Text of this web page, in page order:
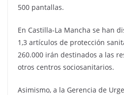
500 pantallas.
En Castilla-La Mancha se han
1,3 artículos de protección
260.000 irán destinados a las
otros centros sociosanitarios.
Asimismo, a la Gerencia de